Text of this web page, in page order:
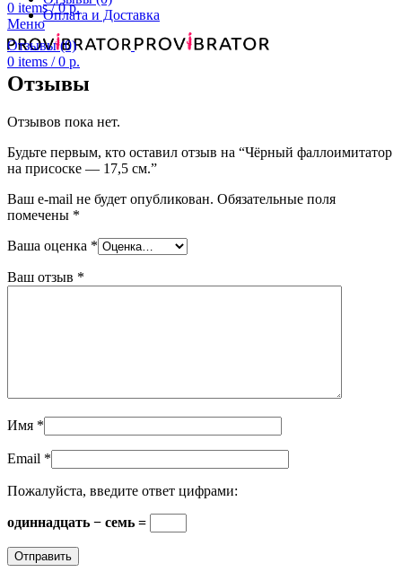
0 items / 0р.
Меню
0 items / 0 р.
Оплата и Доставка
Отзывы (0)
Отзывы
Отзывов пока нет.
Будьте первым, кто оставил отзыв на “Чёрный фаллоимитатор
на присоске — 17,5 см.”
Ваш e-mail не будет опубликован. Обязательные поля
помечены *
Ваша оценка *
Ваш отзыв *
Имя *
Email *
Пожалуйста, введите ответ цифрами:
одиннадцать − семь =